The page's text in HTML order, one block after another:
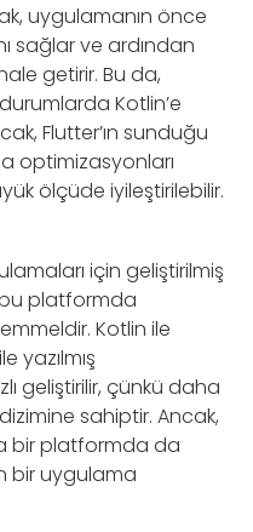
uygulamanın önce
sağlar ve ardından
getirir. Bu da,
Kotlin’e
Flutter’ın sunduğu
optimizasyonları
ölçüde iyileştirilebilir.
için geliştirilmiş
platformda
Kotlin ile
yazılmış
geliştirilir, çünkü daha
sahiptir. Ancak,
bir platformda da
bir uygulama